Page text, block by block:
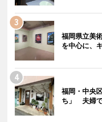
福岡県立美
を中心に、
福岡・中央
ち」 夫婦